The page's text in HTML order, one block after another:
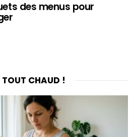
des menus pour
TOUT CHAUD !